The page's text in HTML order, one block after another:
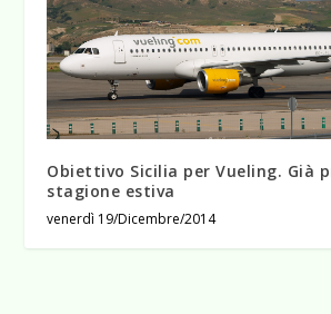
Obiettivo Sicilia per Vueling. Già
stagione estiva
venerdì 19/Dicembre/2014